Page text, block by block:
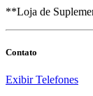
**Loja de
Contato
Exibir Telefones